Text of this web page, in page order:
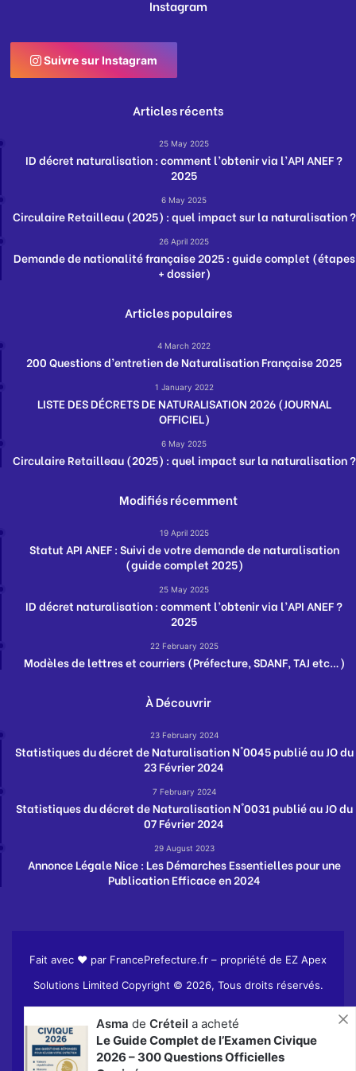
Instagram
Suivre sur Instagram
Articles récents
25 May 2025
ID décret naturalisation : comment l’obtenir via l’API ANEF ?
2025
6 May 2025
Circulaire Retailleau (2025) : quel impact sur la naturalisation ?
26 April 2025
Demande de nationalité française 2025 : guide complet (étapes
+ dossier)
Articles populaires
4 March 2022
200 Questions d’entretien de Naturalisation Française 2025
1 January 2022
LISTE DES DÉCRETS DE NATURALISATION 2026 (JOURNAL
OFFICIEL)
6 May 2025
Circulaire Retailleau (2025) : quel impact sur la naturalisation ?
Modifiés récemment
19 April 2025
Statut API ANEF : Suivi de votre demande de naturalisation
(guide complet 2025)
25 May 2025
ID décret naturalisation : comment l’obtenir via l’API ANEF ?
2025
22 February 2025
Modèles de lettres et courriers (Préfecture, SDANF, TAJ etc…)
À Découvrir
23 February 2024
Statistiques du décret de Naturalisation N°0045 publié au JO du
23 Février 2024
7 February 2024
Statistiques du décret de Naturalisation N°0031 publié au JO du
07 Février 2024
29 August 2023
Annonce Légale Nice : Les Démarches Essentielles pour une
Publication Efficace en 2024
Fait avec ❤️ par FrancePrefecture.fr – propriété de EZ Apex
Solutions Limited Copyright © 2026, Tous droits réservés.
Accueil
Articles
Naturalisation
Politique de confidentialité
Conditions générales de vente
Asma de Créteil a acheté
Le Guide Complet de l’Examen Civique
2026 – 300 Questions Officielles
Corrigées